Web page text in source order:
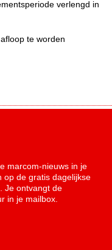
verlengd in
te worden
marcom-nieuws in je
op de gratis dagelijkse
Je ontvangt de
in je mailbox.